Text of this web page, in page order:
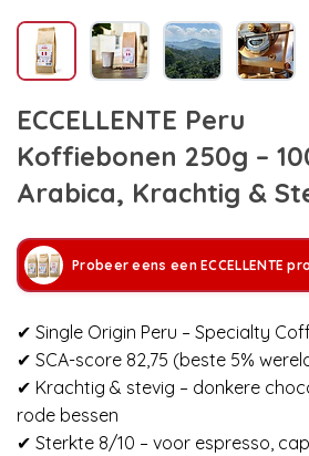
ECCELLENTE Peru
Koffiebonen 250g –
Arabica, Krachtig &
Probeer eens een ECCELLENTE
✔ Single Origin Peru – Specialty
✔ SCA-score 82,75 (beste 5%
✔ Krachtig & stevig – donkere
rode bessen
✔ Sterkte 8/10 – voor espresso,